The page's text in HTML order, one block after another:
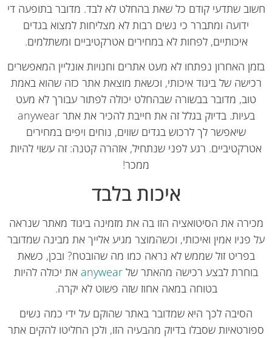
שתדעי קודם כל שאת בהחלט לא לבד. מדובר בתופעה די
ידועה ומתברר כי נשים רבות לא מצליחות למצוא בגדים
איכותיים, לפחות לא במחירים אטרקטיביים ומשתלמים.
האחרון נפתחו לא מעט אתרים וחנויות אונליין המאפשרים
של ביגוד איכותי, וכשאת מוצאת אתר כזה שהוא באמת
מדובר בבשורה שבהחלט יכולה לפתור עבורך לא מעט
בעיות. בדיוק בגלל זה את חייבת להכיר את אתר anywear
שיאפשר לך לרכוש בגדים שווים, נוחים ויפים במחירים
רגע לפני שנתחיל, אזהרה קטנה: זה עשוי להיות
ממכר!
איכות בלבד
את הסיטואציה הזו בה את מזמינה ביגוד מאתר שנראה
פניו אמין ואיכותי, וכשהמוצר מגיע אלייך את מבינה שמדובר
בפריט זול שממש לא נראה כמו מה שהובטח? ובכן, כשאת
לבצע רכישה מהאתר של anywearאת יכולה להיות
בטוחה במאה אחוז שזה פשוט לא יקרה.
הסיבה לכך היא שמדובר באתר שהוקם על ידי כמה נשים
שסבלו בדיוק מהבעיה הזו, ולכן החליטו להקים אתר